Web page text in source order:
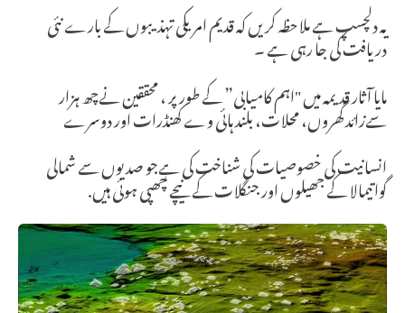
یہ دلچسپ ہے ملاحظہ کریں کہ قدیم امریکی تہذیبوں کے بارے نئی
دریافت کی جا رہی ہے ۔
مایا آثار قدیمہ میں "اہم کامیابی” کے طور پر ، محققین نےچھ ہزار
سےزائد گھروں، محلات، بلند ہائی وے کھنڈرات اور دوسرے
انسانیت کی خصوصیات کی شناخت کی ہےجو صدیوں سے شمالی
گواتیمالا کے جھیلوں اور جنگلات کے نیچے چھپی ہوئی ہیں.